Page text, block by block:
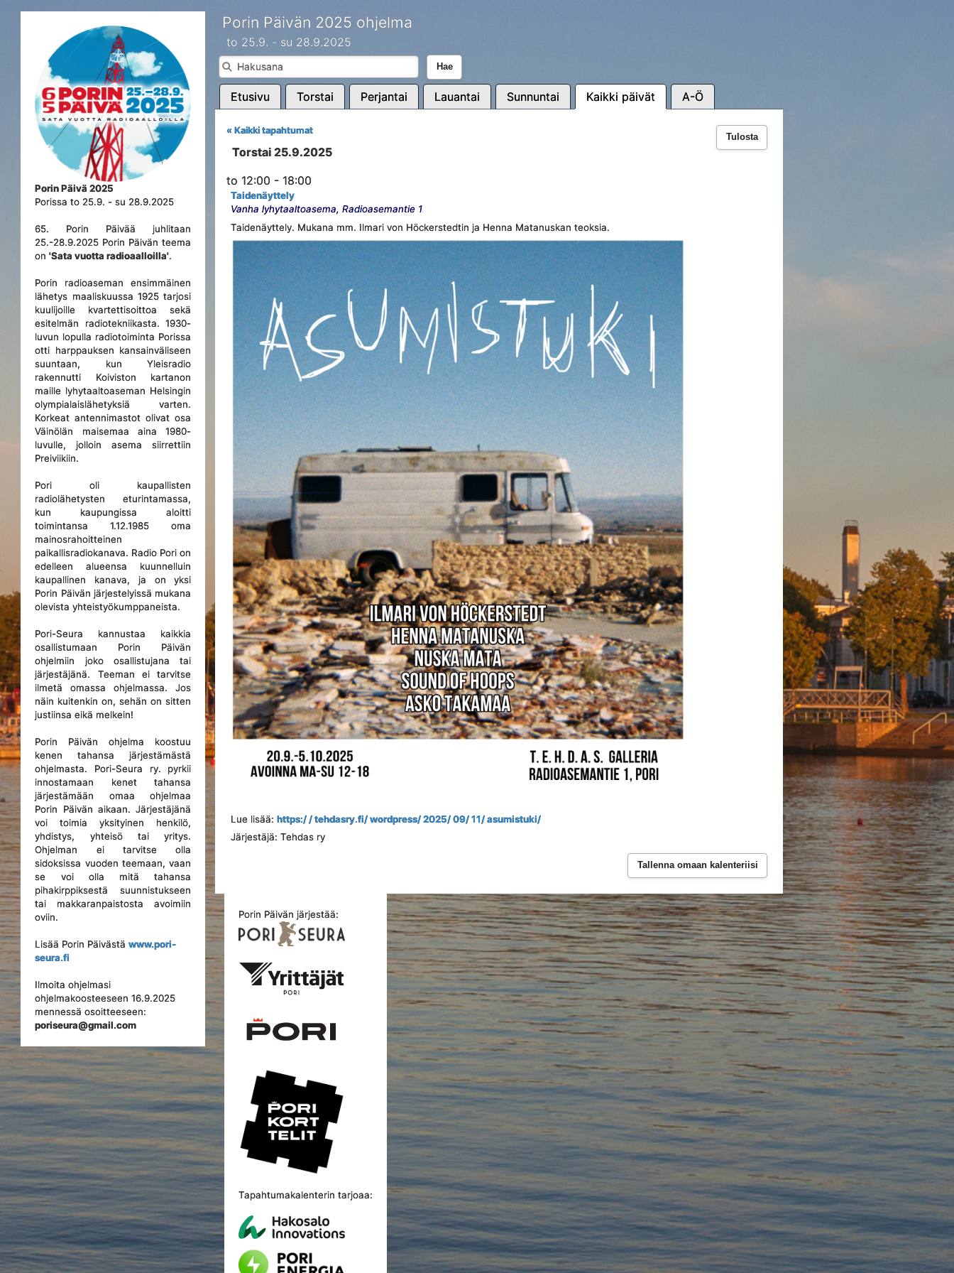
Porin Päivä 2025
Porissa to 25.9. - su 28.9.2025
65. Porin Päivää juhlitaan
25.-28.9.2025 Porin Päivän teema
on'Sata vuotta radioaalloilla'.
Porin radioaseman ensimmäinen
lähetys maaliskuussa 1925 tarjosi
kuulijoille kvartettisoittoa sekä
esitelmän radiotekniikasta. 1930-
luvun lopulla radiotoiminta Porissa
otti harppauksen kansainväliseen
suuntaan, kun Yleisradio
rakennutti Koiviston kartanon
maille lyhytaaltoaseman Helsingin
olympialaislähetyksiä varten.
Korkeat antennimastot olivat osa
Väinölän maisemaa aina 1980-
luvulle, jolloin asema siirrettiin
Preiviikiin.
Pori oli kaupallisten
radiolähetysten eturintamassa,
kun kaupungissa aloitti
toimintansa 1.12.1985 oma
mainosrahoitteinen
paikallisradiokanava. Radio Pori on
edelleen alueensa kuunnelluin
kaupallinen kanava, ja on yksi
Porin Päivän järjestelyissä mukana
olevista yhteistyökumppaneista.
Pori-Seura kannustaa kaikkia
osallistumaan Porin Päivän
ohjelmiin joko osallistujana tai
järjestäjänä. Teeman ei tarvitse
ilmetä omassa ohjelmassa. Jos
näin kuitenkin on, sehän on sitten
justiinsa eikä melkein!
Porin Päivän ohjelma koostuu
kenen tahansa järjestämästä
ohjelmasta. Pori-Seura ry. pyrkii
innostamaan kenet tahansa
järjestämään omaa ohjelmaa
Porin Päivän aikaan. Järjestäjänä
voi toimia yksityinen henkilö,
yhdistys, yhteisö tai yritys.
Ohjelman ei tarvitse olla
sidoksissa vuoden teemaan, vaan
se voi olla mitä tahansa
pihakirppiksestä suunnistukseen
tai makkaranpaistosta avoimiin
oviin.
Lisää Porin Päivästäwww.pori-
seura.fi
Ilmoita ohjelmasi
ohjelmakoosteeseen 16.9.2025
mennessä osoitteeseen:
poriseura@gmail.com
Porin Päivän 2025 ohjelma
to 25.9. - su 28.9.2025
Hae
Etusivu Torstai Perjantai Lauantai Sunnuntai Kaikki päivät A-Ö
Tulosta
« Kaikki tapahtumat
Torstai 25.9.2025
to 12:00 - 18:00
Taidenäyttely
Vanha lyhytaaltoasema, Radioasemantie 1
Taidenäyttely. Mukana mm. Ilmari von Höckerstedtin ja Henna Matanuskan teoksia.
Lue lisää:https:/ / tehdasry.fi/ wordpress/ 2025/ 09/ 11/ asumistuki/
Järjestäjä: Tehdas ry
Tallenna omaan kalenteriisi
Porin Päivän järjestää:
Tapahtumakalenterin tarjoaa: